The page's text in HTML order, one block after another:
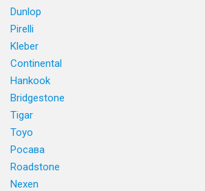
Dunlop
Pirelli
Kleber
Continental
Hankook
Bridgestone
Tigar
Toyo
Росава
Roadstone
Nexen